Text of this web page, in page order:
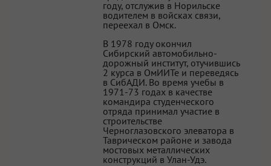
году, отслужив в Норильске
водителем в войсках связи,
переехал в Омск.
В 1978 году окончил
Сибирский автомобильно-
дорожный институт, отучившись
2 курса в ОмИИТе и переведясь
в СибАДИ. Во время учебы в
1971-73 годах в качестве
командира студенческого
отряда принимал участие в
строительстве
Черноглазовского элеватора в
Таврическом районе и завода
мостовых металлических
конструкций в Улан-Удэ.